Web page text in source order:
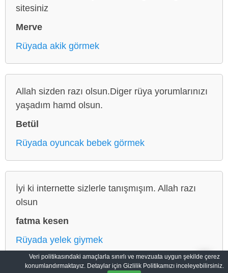
sitesiniz
Merve
Rüyada akik görmek
Allah sizden razı olsun.Diger rüya yorumlarınızı
yaşadım hamd olsun.
Betül
Rüyada oyuncak bebek görmek
İyi ki internette sizlerle tanışmışım. Allah razı
olsun
fatma kesen
Rüyada yelek giymek
Veri politikasındaki amaçlarla sınırlı ve mevzuata uygun şekilde çerez
konumlandırmaktayız. Detaylar için Gizlilik Politikamızı inceleyebilirsiniz.